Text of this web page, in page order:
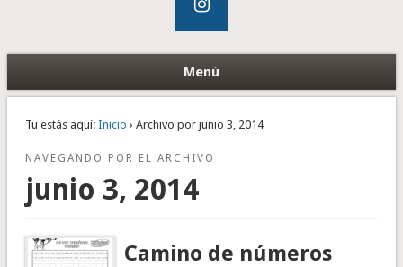
Menú
Tu estás aquí: Inicio › Archivo por junio 3, 2014
NAVEGANDO POR EL ARCHIVO
junio 3, 2014
Camino de números